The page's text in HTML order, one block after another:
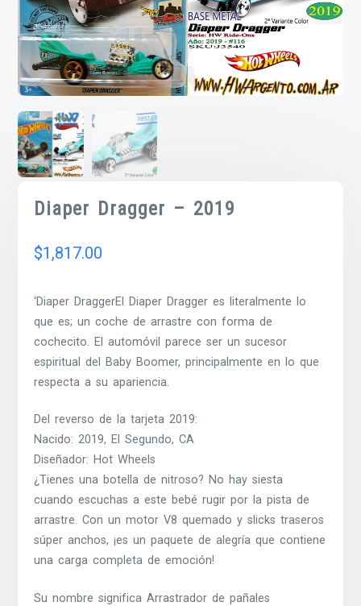
Diaper Dragger – 2019
$1,817.00
‘Diaper DraggerEl Diaper Dragger es literalmente lo
que es; un coche de arrastre con forma de
cochecito. El automóvil parece ser un sucesor
espiritual del Baby Boomer, principalmente en lo que
respecta a su apariencia.
Del reverso de la tarjeta 2019:
Nacido: 2019, El Segundo, CA
Diseñador: Hot Wheels
¿Tienes una botella de nitroso? No hay siesta
cuando escuchas a este bebé rugir por la pista de
arrastre. Con un motor V8 quemado y slicks traseros
súper anchos, ¡es un paquete de alegría que contiene
una carga completa de emoción!
Su nombre significa Arrastrador de pañales